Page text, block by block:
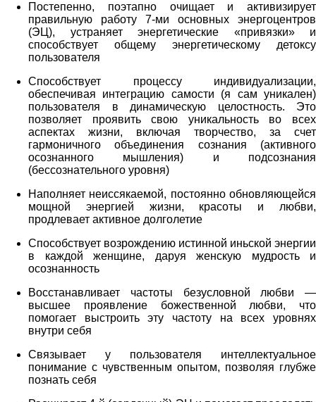
Постепенно, поэтапно очищает и активизирует
правильную работу 7-ми основных энергоцентров
(ЭЦ), устраняет энергетические «привязки» и
способствует общему энергетическому детоксу
пользователя
Способствует процессу индивидуализации,
обеспечивая интеграцию самости (я сам уникален)
пользователя в динамическую целостность. Это
позволяет проявить свою уникальность во всех
аспектах жизни, включая творчество, за счет
гармоничного объединения сознания (активного
осознанного мышления) и подсознания
(бессознательного уровня)
Наполняет неиссякаемой, постоянно обновляющейся
мощной энергией жизни, красоты и любви,
продлевает активное долголетие
Способствует возрождению истинной иньской энергии
в каждой женщине, даруя женскую мудрость и
осознанность
Восстанавливает частоты безусловной любви —
высшее проявление божественной любви, что
помогает выстроить эту частоту на всех уровнях
внутри себя
Связывает у пользователя интеллектуальное
понимание с чувственным опытом, позволяя глубже
познать себя